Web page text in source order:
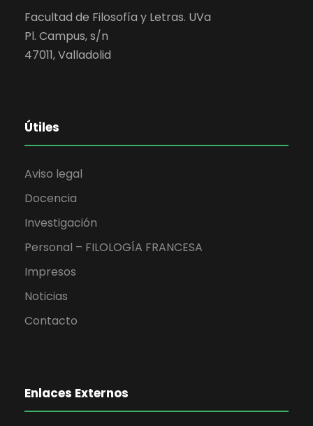
Facultad de Filosofía y Letras. UVa
Pl. Campus, s/n
47011, Valladolid
Útiles
Aviso legal
Docencia
Investigación
Personal – FILOLOGÍA FRANCESA
Impresos
Noticias
Contacto
Enlaces Externos